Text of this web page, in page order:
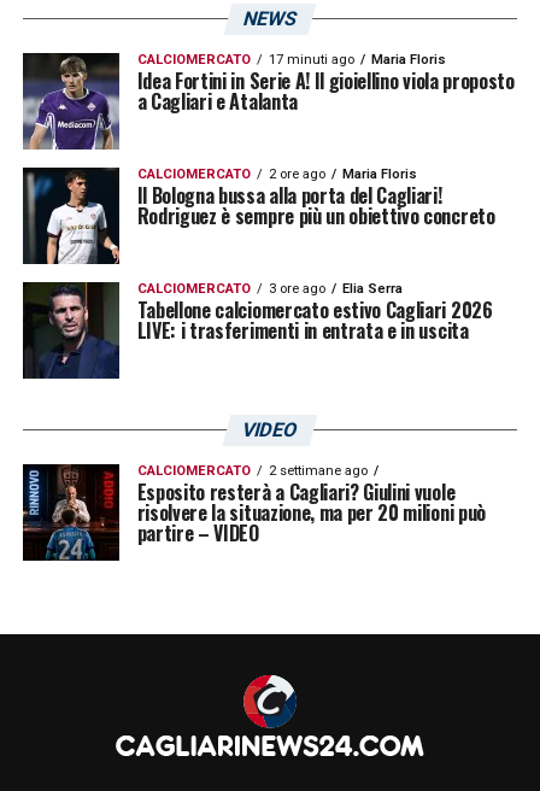
NEWS
CALCIOMERCATO 17 minuti ago Maria Floris
Idea Fortini in Serie A! Il gioiellino viola proposto
a Cagliari e Atalanta
CALCIOMERCATO 2 ore ago Maria Floris
Il Bologna bussa alla porta del Cagliari!
Rodriguez è sempre più un obiettivo concreto
CALCIOMERCATO 3 ore ago Elia Serra
Tabellone calciomercato estivo Cagliari 2026
LIVE: i trasferimenti in entrata e in uscita
VIDEO
CALCIOMERCATO 2 settimane ago
Esposito resterà a Cagliari? Giulini vuole
risolvere la situazione, ma per 20 milioni può
partire – VIDEO